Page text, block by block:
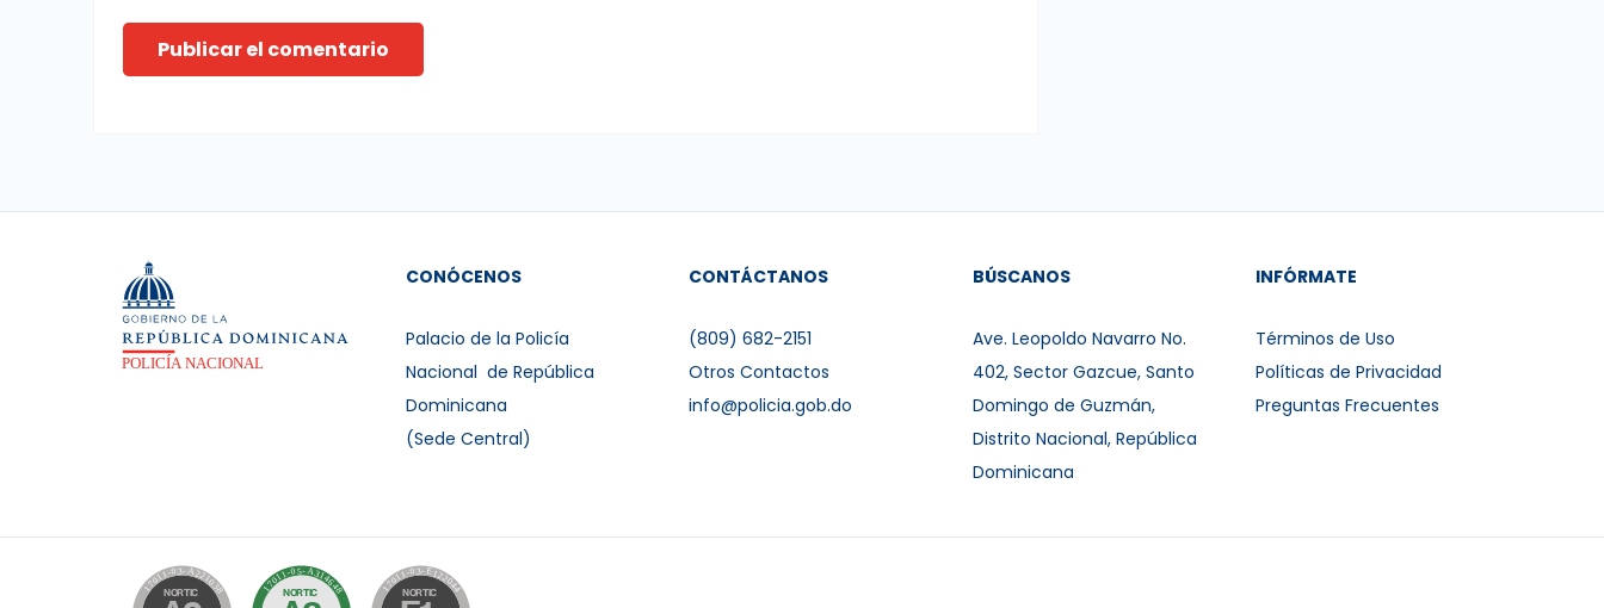
Publicar el comentario
CONÓCENOS
Palacio de la Policía
Nacional de República
Dominicana
(Sede Central)
CONTÁCTANOS
(809) 682-2151
Otros Contactos
info@policia.gob.do
BÚSCANOS
Ave. Leopoldo Navarro No.
402, Sector Gazcue, Santo
Domingo de Guzmán,
Distrito Nacional, República
Dominicana
INFÓRMATE
Términos de Uso
Políticas de Privacidad
Preguntas Frecuentes